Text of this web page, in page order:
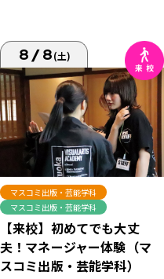
8/8(土)
マスコミ出版・芸能学科
マスコミ出版・芸能学科
【来校】初めてでも大丈
夫！マネージャー体験（マ
スコミ出版・芸能学科）